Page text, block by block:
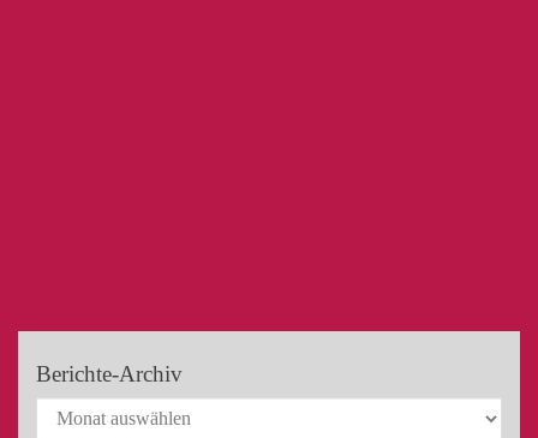
Berichte-Archiv